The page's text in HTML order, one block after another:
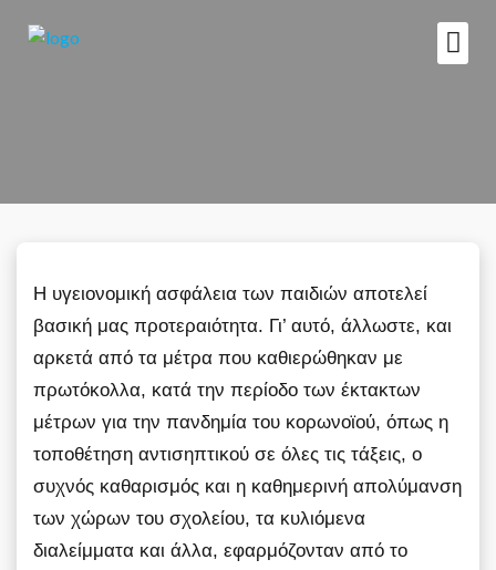
Η υγειονομική ασφάλεια των παιδιών αποτελεί
βασική μας προτεραιότητα. Γι’ αυτό, άλλωστε, και
αρκετά από τα μέτρα που καθιερώθηκαν με
πρωτόκολλα, κατά την περίοδο των έκτακτων
μέτρων για την πανδημία του κορωνοϊού, όπως η
τοποθέτηση αντισηπτικού σε όλες τις τάξεις, ο
συχνός καθαρισμός και η καθημερινή απολύμανση
των χώρων του σχολείου, τα κυλιόμενα
διαλείμματα και άλλα, εφαρμόζονταν από το